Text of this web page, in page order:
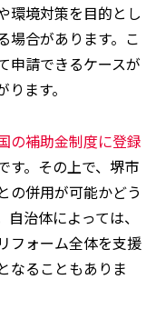
環境対策を目的とし
場合があります。こ
申請できるケースが
ます。
の補助金制度に登録
す。その上で、堺市
の併用が可能かどう
治体によっては、
フォーム全体を支援
なることもありま